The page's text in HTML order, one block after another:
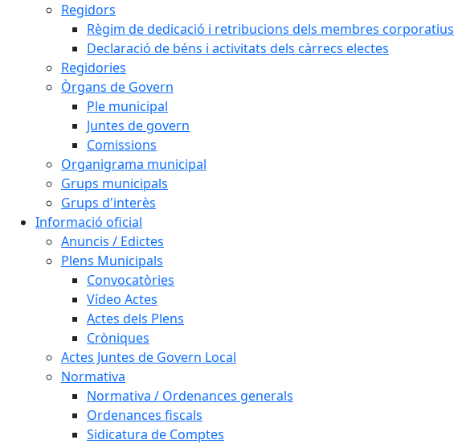
Regidors
Règim de dedicació i retribucions dels membres corporatius
Declaració de béns i activitats dels càrrecs electes
Regidories
Òrgans de Govern
Ple municipal
Juntes de govern
Comissions
Organigrama municipal
Grups municipals
Grups d'interès
Informació oficial
Anuncis / Edictes
Plens Municipals
Convocatòries
Vídeo Actes
Actes dels Plens
Cròniques
Actes Juntes de Govern Local
Normativa
Normativa / Ordenances generals
Ordenances fiscals
Sidicatura de Comptes